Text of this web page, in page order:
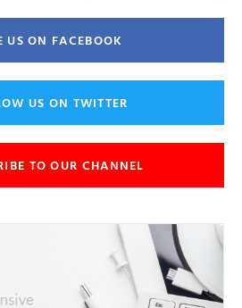
US ON FACEBOOK
US ON TWITTER
TO OUR CHANNEL